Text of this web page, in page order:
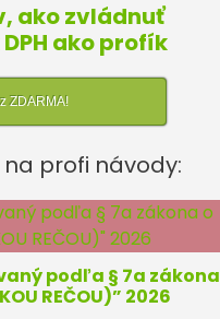
ako zvládnuť
ako profík
ZDARMA!
profi návody:
podľa § 7a zákona
REČOU)” 2026